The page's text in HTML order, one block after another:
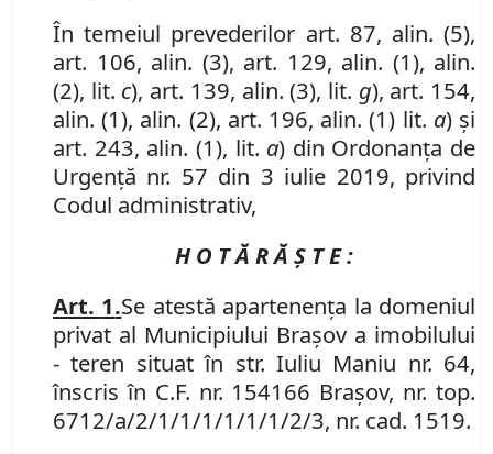
În temeiul prevederilor art. 87, alin. (5),
art. 106, alin. (3), art. 129, alin. (1), alin.
(2), lit. c), art. 139, alin. (3), lit. g), art. 154,
alin. (1), alin. (2), art. 196, alin. (1) lit. a) și
art. 243, alin. (1), lit. a) din Ordonanța de
Urgență nr. 57 din 3 iulie 2019, privind
Codul administrativ,
H O T Ă R Ă Ş T E :
Art. 1.Se atestă apartenența la domeniul
privat al Municipiului Brașov a imobilului
- teren situat în str. Iuliu Maniu nr. 64,
înscris în C.F. nr. 154166 Brașov, nr. top.
6712/a/2/1/1/1/1/1/1/2/3, nr. cad. 1519.